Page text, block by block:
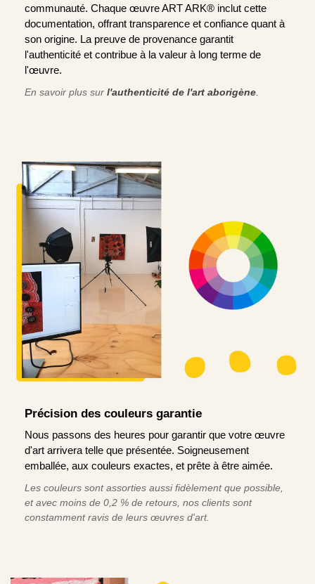
communauté. Chaque œuvre ART ARK® inclut cette
documentation, offrant transparence et confiance quant à
son origine. La preuve de provenance garantit
l'authenticité et contribue à la valeur à long terme de
l'œuvre.
En savoir plus sur l'authenticité de l'art aborigène
Précision des couleurs garantie
Nous passons des heures pour garantir que votre œuvre
d'art arrivera telle que présentée. Soigneusement
emballée, aux couleurs exactes, et prête à être aimée.
Les couleurs sont assorties aussi fidèlement que possible,
et avec moins de 0,2 % de retours, nos clients sont
constamment ravis de leurs œuvres d'art.